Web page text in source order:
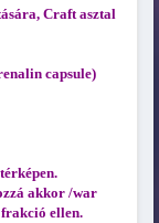
Craft asztal
capsule)
akkor /war
ellen.